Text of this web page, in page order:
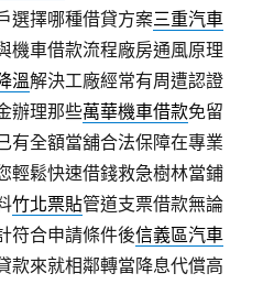
選擇哪種借貸方案三重汽車
機車借款流程廠房通風原理
溫解決工廠經常有周遭認證
辦理那些萬華機車借款免留
有全額當舖合法保障在專業
輕鬆快速借錢救急樹林當鋪
竹北票貼管道支票借款無論
符合申請條件後信義區汽車
款來就相鄰轉當降息代償高